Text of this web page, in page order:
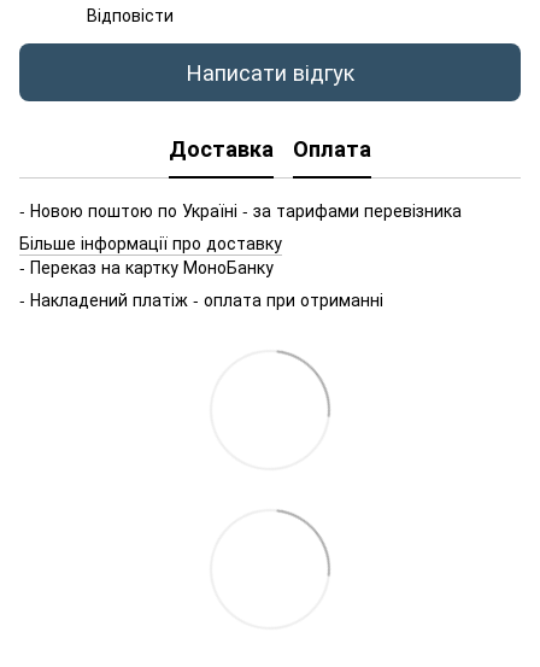
Відповісти
Написати відгук
Доставка Оплата
- Новою поштою по Україні - за тарифами перевізника
Більше інформації про доставку
- Переказ на картку МоноБанку
- Накладений платіж - оплата при отриманні